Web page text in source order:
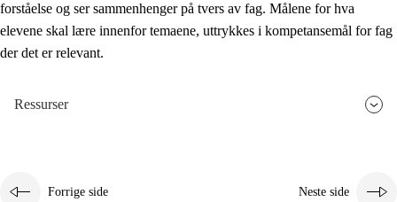
2.5 Tverrfaglige temaer
2.5.1 Folkehelse og livsmestring
2.5.3
forståelse og ser sammenhenger på tvers av fag. Målene for hva
elevene skal lære innenfor temaene, uttrykkes i kompetansemål for fag
der det er relevant.
Ressurser
Forrige side Neste side